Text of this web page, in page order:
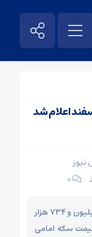
۱۸ عیار امروز ۲۱ اسفند اعلام شد
۰
قیمت طلا ۱۸ عیار امروز به ۶ میلیون و ۷۳۴ هزار
سکه امامی